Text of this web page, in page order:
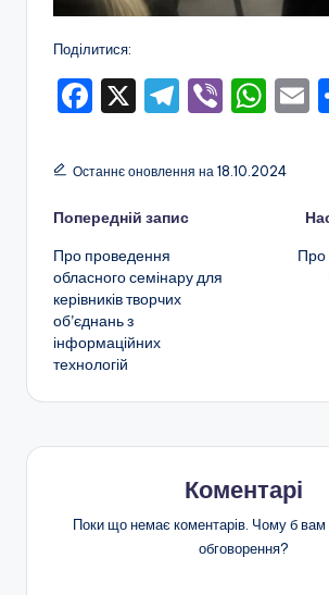
Поділитися:
F
c
b
o
o
k
X
T
e
a
m
Vi
er
W
a
l
Останнє оновлення на 18.10.2024
Навігація
по
запису
Попередній запис
Про проведення
обласного семінару для
керівників творчих
об’єднань з
інформаційних
технологій
Про
Коментарі
Поки що немає коментарів. Чому б вам
обговорення?